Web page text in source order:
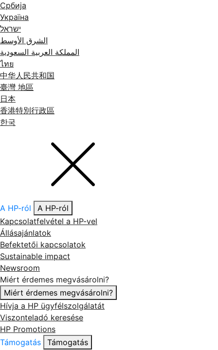
Србија
Україна
ישראל
الشرق الأوسط
المملكة العربية السعودية
ไทย
中华人民共和国
臺灣 地區
日本
香港特別行政區
한국
A HP-ról
A HP-ról
Kapcsolatfelvétel a HP-vel
Állásajánlatok
Befektetői kapcsolatok
Sustainable impact
Newsroom
Miért érdemes megvásárolni?
Miért érdemes megvásárolni?
Hívja a HP ügyfélszolgálatát
Viszonteladó keresése
HP Promotions
Támogatás
Támogatás